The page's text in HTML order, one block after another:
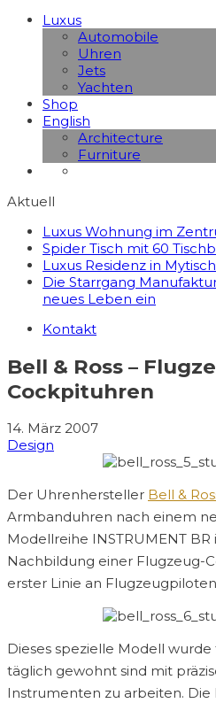
Luxus
Automobile
Uhren
Jets
Yachten
Shop
English
Architecture
Furniture
Aktuell
Luxus Wohnung im
Spider Tisch mit 60
Luxus Residenz in
Die Starrgang
neues Leben ein
Kontakt
Bell & Ross –
Cockpituhren
14. März 2007
Design
Der Uhrenhersteller Bell &
Armbanduhren nach einem
Modellreihe INSTRUMENT
Nachbildung einer Flugzeug-
erster Linie an
Dieses spezielle Modell
täglich gewohnt sind mit
Instrumenten zu arbeiten. Die